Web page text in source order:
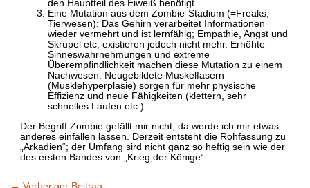
den Hauptteil des Eiweiß benötigt.
Eine Mutation aus dem Zombie-Stadium (=Freaks;
Tierwesen): Das Gehirn verarbeitet Informationen
wieder vermehrt und ist lernfähig; Empathie, Angst und
Skrupel etc, existieren jedoch nicht mehr. Erhöhte
Sinneswahrnehmungen und extreme
Überempfindlichkeit machen diese Mutation zu einem
Nachwesen. Neugebildete Muskelfasern
(Musklehyperplasie) sorgen für mehr physische
Effizienz und neue Fähigkeiten (klettern, sehr
schnelles Laufen etc.)
Der Begriff Zombie gefällt mir nicht, da werde ich mir etwas
anderes einfallen lassen. Derzeit entsteht die Rohfassung zu
„Arkadien“; der Umfang sird nicht ganz so heftig sein wie der
des ersten Bandes von „Krieg der Könige“